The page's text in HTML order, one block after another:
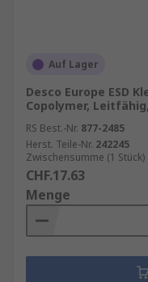
Auf Lager
Desco Europe ESD
Copolymer,
RS Best.-Nr. 877-2485
Herst. Teile-Nr. 242245
Zwischensumme (1 Stück)
CHF.17.63
Menge